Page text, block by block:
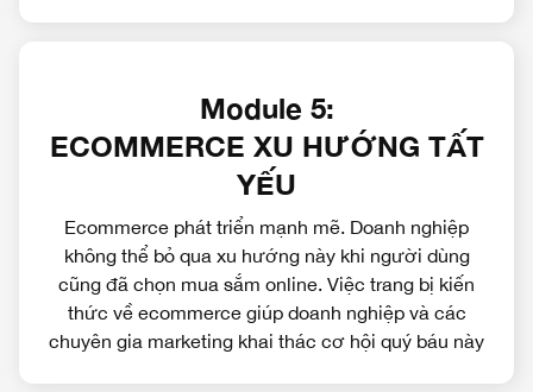
Module 5:
ECOMMERCE XU HƯỚNG TẤT
YẾU
Ecommerce phát triển mạnh mẽ. Doanh nghiệp
không thể bỏ qua xu hướng này khi người dùng
cũng đã chọn mua sắm online. Việc trang bị kiến
thức về ecommerce giúp doanh nghiệp và các
chuyên gia marketing khai thác cơ hội quý báu này